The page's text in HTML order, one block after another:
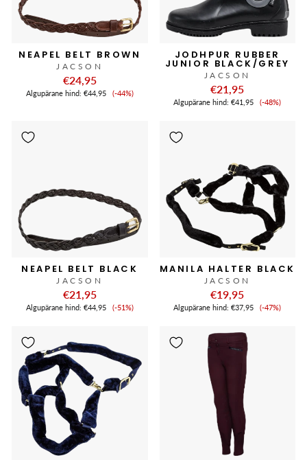
NEAPEL BELT BROWN
JACSON
€24,95
Algupärane hind: €44,95 Soodushind
(-44%)
JODHPUR RUBBER
JUNIOR BLACK/GREY
JACSON
€21,95
Algupärane hind:€41,95 (-48%)
NEAPEL BELT BLACK
JACSON
€21,95
Algupärane hind: €44,95 Soodushind
(-51%)
MANILA HALTER BLACK
JACSON
€19,95
Algupärane hind:€37,95 (-47%)